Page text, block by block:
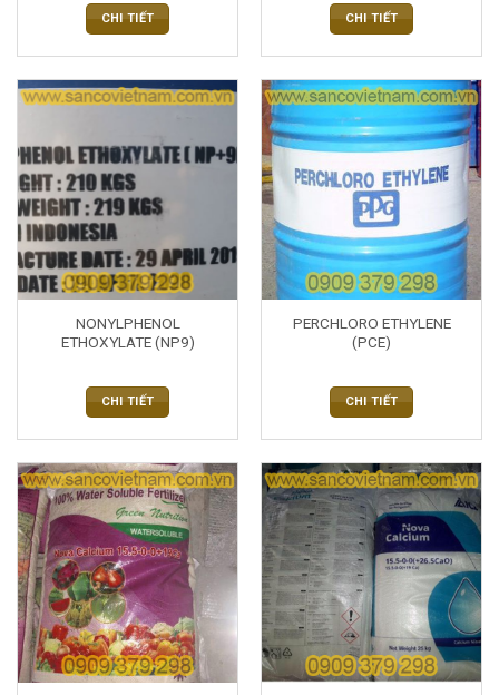
CHI TIẾT CHI TIẾT
NONYLPHENOL
ETHOXYLATE (NP9)
CHI TIẾT
PERCHLORO ETHYLENE
(PCE)
CHI TIẾT